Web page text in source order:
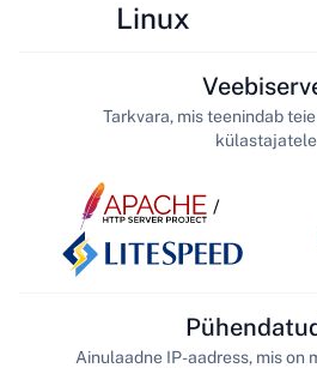
Linux
/
Tarkvara, mis teenindab
Ainulaadne IP-aadress, mis on